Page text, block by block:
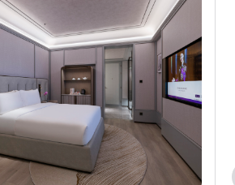
السابق - غرفة